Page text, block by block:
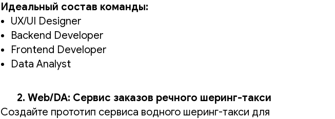
Идеальный состав команды:
UX/UI Designer
Backend Developer
Frontend Developer
Data Analyst
2. Web/DA: Сервис заказов речного шеринг-такси
Создайте прототип сервиса водного шеринг-такси для